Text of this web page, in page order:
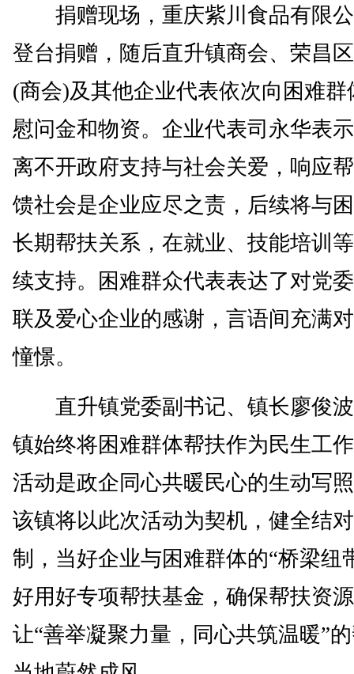
捐赠现场，重庆紫川食品有限公
登台捐赠，随后直升镇商会、荣昌
(商会)及其他企业代表依次向困难群
慰问金和物资。企业代表司永华表
离不开政府支持与社会关爱，响应
馈社会是企业应尽之责，后续将与
长期帮扶关系，在就业、技能培训
续支持。困难群众代表表达了对党
联及爱心企业的感谢，言语间充满
憧憬。
直升镇党委副书记、镇长廖俊波
镇始终将困难群体帮扶作为民生工
活动是政企同心共暖民心的生动写
该镇将以此次活动为契机，健全结
制，当好企业与困难群体的“桥梁纽
好用好专项帮扶基金，确保帮扶资
让“善举凝聚力量，同心共筑温暖”